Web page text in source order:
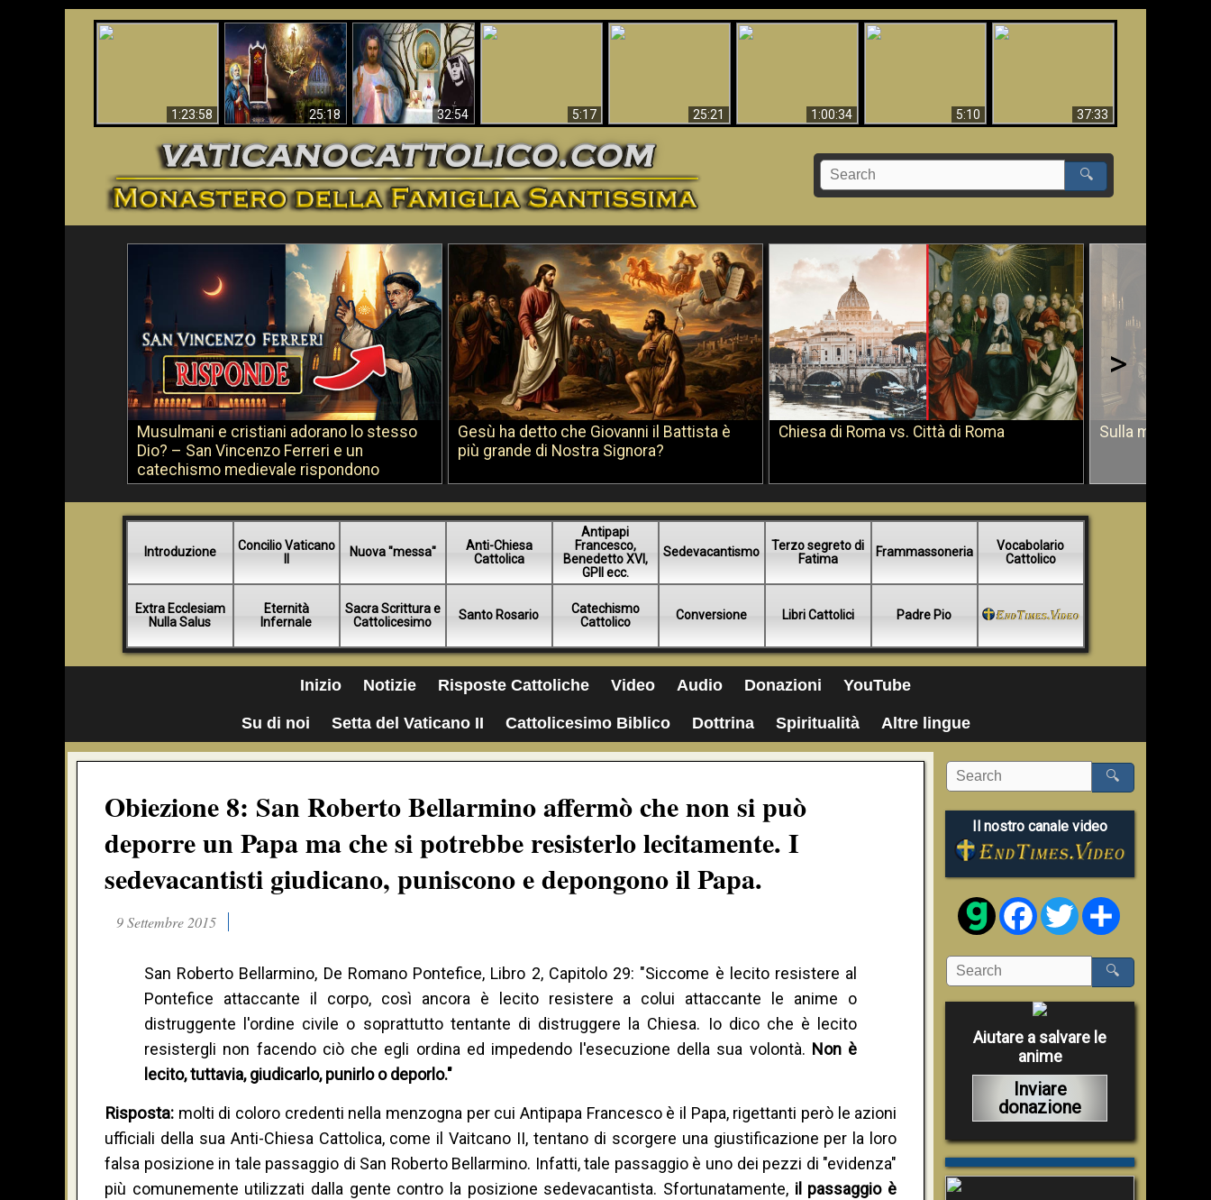
1:23:58 25:18
La Bibbia ha previsto
70 anni senza Papa?
32:54
Faustina e la Divina
Misericordia – un
inganno
5:17
25:21
1:00:34
5:10
37:33
🔍
Musulmani e cristiani adorano lo stesso
Dio? – San Vincenzo Ferreri e un
catechismo medievale rispondono
Gesù ha detto che Giovanni il Battista è
più grande di Nostra Signora?
Chiesa di Roma vs. Città di Roma Sulla morte di
>
Introduzione
Concilio Vaticano
Nuova "messa"
Anti-Chiesa
Cattolica
Antipapi
Francesco,
Benedetto XVI,
GPII ecc.
Sedevacantismo
Terzo segreto di
Fatima
Frammassoneria
Vocabolario
Cattolico
Extra Ecclesiam
Nulla Salus
Eternità
Infernale
Sacra Scrittura e
Cattolicesimo
Santo Rosario
Catechismo
Cattolico
Conversione Libri Cattolici Padre Pio
Inizio Notizie Risposte Cattoliche Video Audio Donazioni YouTube
Su di noi Setta del Vaticano II Cattolicesimo Biblico Dottrina Spiritualità Altre lingue
Obiezione 8: San Roberto Bellarmino affermò che non si può
deporre un Papa ma che si potrebbe resisterlo lecitamente. I
sedevacantisti giudicano, puniscono e depongono il Papa.
9 Settembre 2015
San Roberto Bellarmino, De Romano Pontefice, Libro 2, Capitolo 29: "Siccome è lecito resistere al
Pontefice attaccante il corpo, così ancora è lecito resistere a colui attaccante le anime o
distruggente l'ordine civile o soprattutto tentante di distruggere la Chiesa. Io dico che è lecito
resistergli non facendo ciò che egli ordina ed impedendo l'esecuzione della sua volontà. Non è
lecito, tuttavia, giudicarlo, punirlo o deporlo."
Risposta: molti di coloro credenti nella menzogna per cui Antipapa Francesco è il Papa, rigettanti però le azioni
ufficiali della sua Anti-Chiesa Cattolica, come il Vaitcano II, tentano di scorgere una giustificazione per la loro
falsa posizione in tale passaggio di San Roberto Bellarmino. Infatti, tale passaggio è uno dei pezzi di "evidenza"
più comunemente utilizzati dalla gente contro la posizione sedevacantista. Sfortunatamente, il passaggio è
🔍
Il nostro canale video
FacebookTwitter
🔍
Aiutare a salvare le
anime
Inviare
donazione